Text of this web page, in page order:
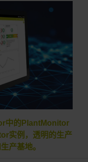
中的PlantMonitor
实例，透明的生产
产基地。